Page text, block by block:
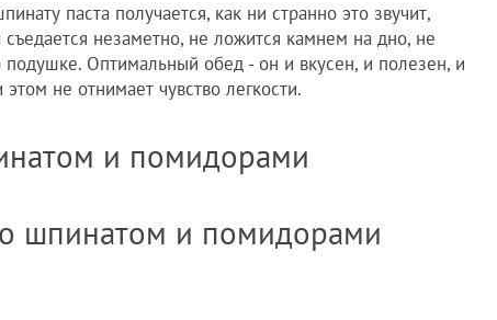
паста получается, как ни странно это звучит,
незаметно, не ложится камнем на дно, не
подушке. Оптимальный обед - он и вкусен, и полезен, и
не отнимает чувство легкости.
и помидорами
шпинатом и помидорами